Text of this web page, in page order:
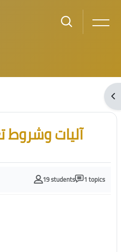
آليات وشروط
19 students 1 topics